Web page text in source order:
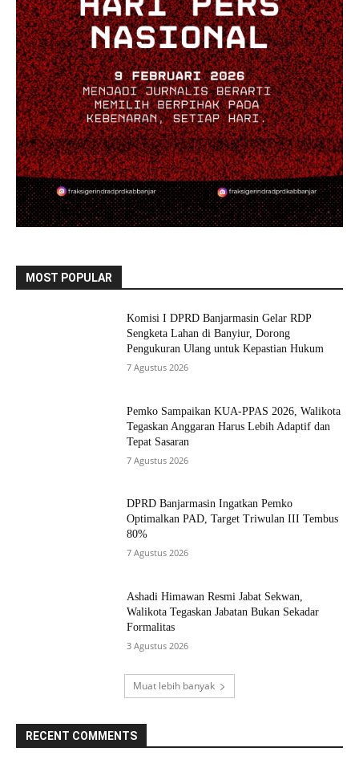
MOST POPULAR
Komisi I DPRD Banjarmasin Gelar RDP
Sengketa Lahan di Banyiur, Dorong
Pengukuran Ulang untuk Kepastian Hukum
7 Agustus 2026
Pemko Sampaikan KUA-PPAS 2026, Walikota
Tegaskan Anggaran Harus Lebih Adaptif dan
Tepat Sasaran
7 Agustus 2026
DPRD Banjarmasin Ingatkan Pemko
Optimalkan PAD, Target Triwulan III Tembus
80%
7 Agustus 2026
Ashadi Himawan Resmi Jabat Sekwan,
Walikota Tegaskan Jabatan Bukan Sekadar
Formalitas
3 Agustus 2026
Muat lebih banyak
RECENT COMMENTS